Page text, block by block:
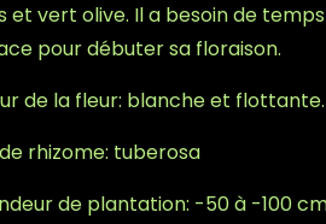
et vert olive. Il a besoin de
pour débuter sa floraison.
de la fleur: blanche et flottante.
rhizome: tuberosa
de plantation: -50 à -100